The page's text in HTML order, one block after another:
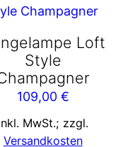
Loft
Style
109,00 €
MwSt.; zzgl.
Versandkosten